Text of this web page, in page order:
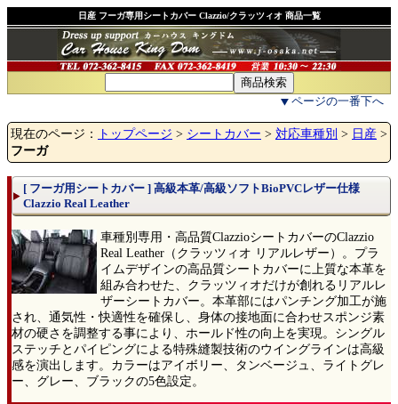
日産 フーガ専用シートカバー Clazzio/クラッツィオ 商品一覧
ページの一番下へ
現在のページ： トップページ > シートカバー > 対応車種別 > 日産 >
フーガ
[ フーガ用シートカバー ] 高級本革/高級ソフトBioPVCレザー仕様
Clazzio Real Leather
車種別専用・高品質ClazzioシートカバーのClazzio
Real Leather（クラッツィオ リアルレザー）。プラ
イムデザインの高品質シートカバーに上質な本革を
組み合わせた、クラッツィオだけが創れるリアルレ
ザーシートカバー。本革部にはパンチング加工が施
され、通気性・快適性を確保し、身体の接地面に合わせスポンジ素
材の硬さを調整する事により、ホールド性の向上を実現。シングル
ステッチとパイピングによる特殊縫製技術のウイングラインは高級
感を演出します。カラーはアイボリー、タンベージュ、ライトグレ
ー、グレー、ブラックの5色設定。